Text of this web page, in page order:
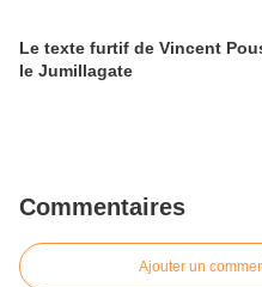
Le texte furtif de Vincent
le Jumillagate
Commentaires
Ajouter un